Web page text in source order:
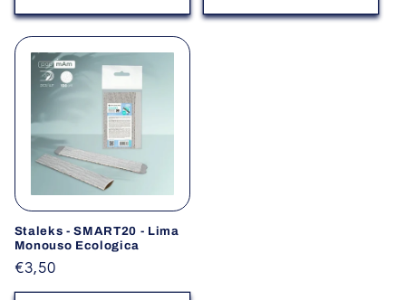
Staleks - SMART20 - Lima
Monouso Ecologica
Prezzo
di
€3,50